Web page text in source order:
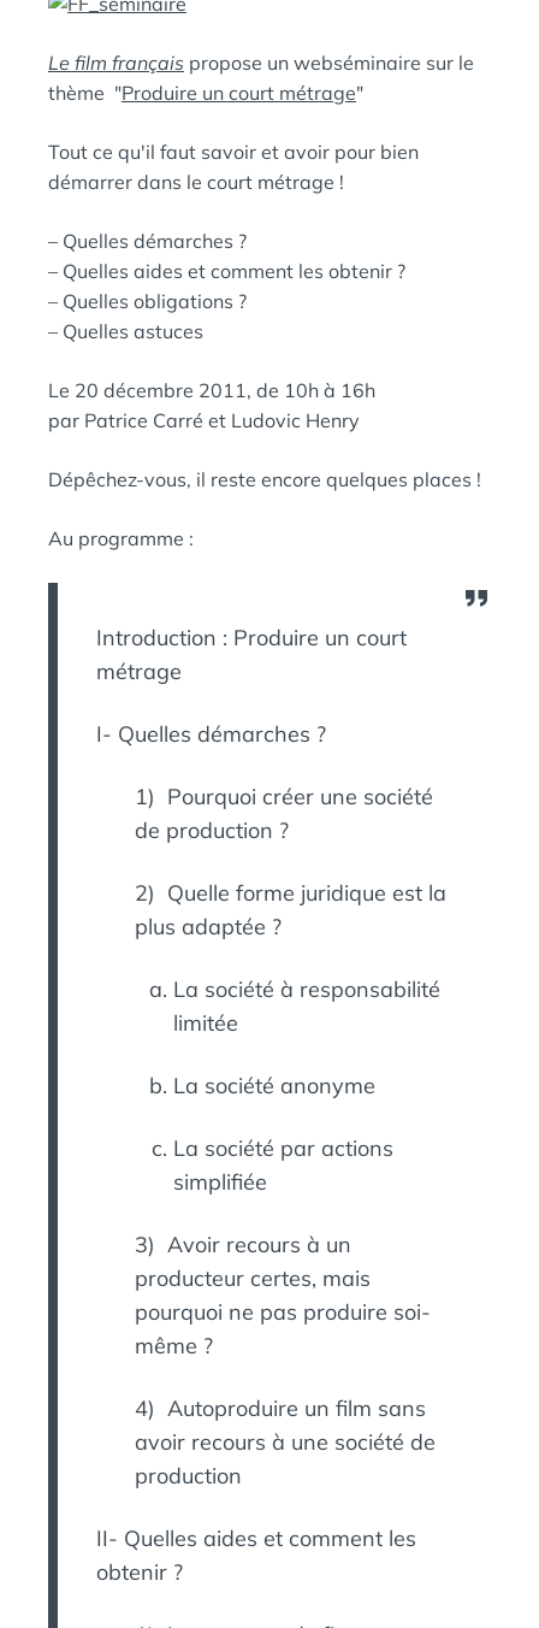
Le film français propose un webséminaire sur le
thème "Produire un court métrage"
Tout ce qu'il faut savoir et avoir pour bien
démarrer dans le court métrage !
– Quelles démarches ?
– Quelles aides et comment les obtenir ?
– Quelles obligations ?
– Quelles astuces
Le 20 décembre 2011, de 10h à 16h
par Patrice Carré et Ludovic Henry
Dépêchez-vous, il reste encore quelques places !
Au programme :
Introduction : Produire un court
métrage
I- Quelles démarches ?
1) Pourquoi créer une société
de production ?
2) Quelle forme juridique est la
plus adaptée ?
La société à responsabilité
limitée
La société anonyme
La société par actions
simplifiée
3) Avoir recours à un
producteur certes, mais
pourquoi ne pas produire soi-
même ?
4) Autoproduire un film sans
avoir recours à une société de
production
II- Quelles aides et comment les
obtenir ?